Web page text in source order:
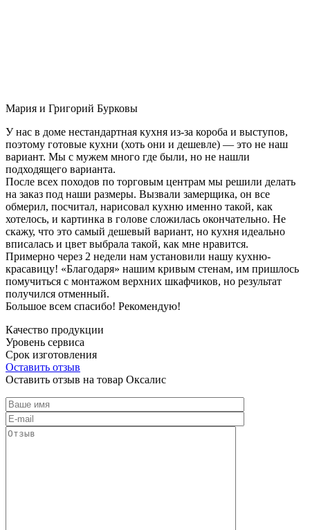
Мария и Григорий Бурковы
У нас в доме нестандартная кухня из-за короба и выступов,
поэтому готовые кухни (хоть они и дешевле) — это не наш
вариант. Мы с мужем много где были, но не нашли
подходящего варианта.
После всех походов по торговым центрам мы решили делать
на заказ под наши размеры. Вызвали замерщика, он все
обмерил, посчитал, нарисовал кухню именно такой, как
хотелось, и картинка в голове сложилась окончательно. Не
скажу, что это самый дешевый вариант, но кухня идеально
вписалась и цвет выбрала такой, как мне нравится.
Примерно через 2 недели нам установили нашу кухню-
красавицу! «Благодаря» нашим кривым стенам, им пришлось
помучиться с монтажом верхних шкафчиков, но результат
получился отменный.
Большое всем спасибо! Рекомендую!
Качество продукции
Уровень сервиса
Срок изготовления
Оставить отзыв
Оставить отзыв на товар Оксалис